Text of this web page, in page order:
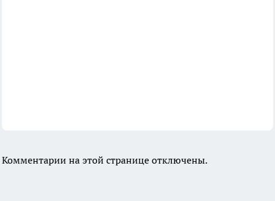
Комментарии на этой странице отключены.